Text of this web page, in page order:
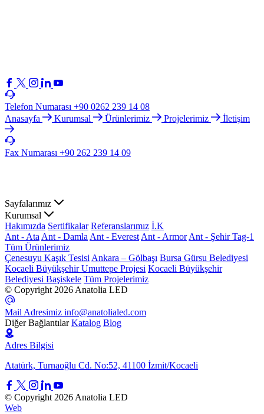
Telefon Numarası +90 0262 239 14 08
Anasayfa
Kurumsal Ürünlerimiz Projelerimiz İletişim
Fax Numarası +90 262 239 14 09
Sayfalarımız
Kurumsal
Hakımızda Sertifikalar Referanslarımız İ.K
Ant - Ata Ant - Damla Ant - Everest Ant - Armor Ant - Şehir Tag-1
Tüm Ürünlerimiz
Çenesuyu Kaşık Tesisi Ankara – Gölbaşı Bursa Gürsu Belediyesi
Kocaeli Büyükşehir Umuttepe Projesi Kocaeli Büyükşehir
Belediyesi Başiskele Tüm Projelerimiz
© Copyright 2026 Anatolia LED
Mail Adresimiz info@anatolialed.com
Diğer Bağlantılar Katalog Blog
Adres Bilgisi
Atatürk, Turnaoğlu Cd. No:52, 41100 İzmit/Kocaeli
© Copyright 2026 Anatolia LED
Web